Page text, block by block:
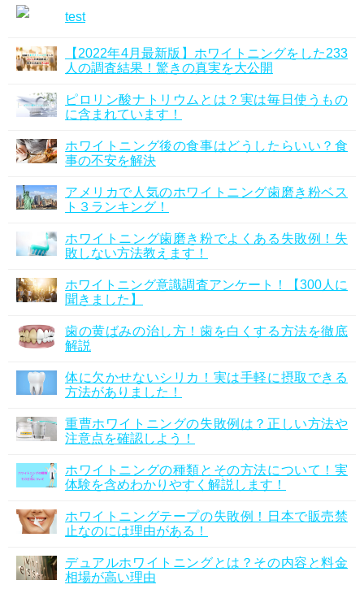
test
【2022年4月最新版】ホワイトニングをした233
人の調査結果！驚きの真実を大公開
ピロリン酸ナトリウムとは？実は毎日使うもの
に含まれています！
ホワイトニング後の食事はどうしたらいい？食
事の不安を解決
アメリカで人気のホワイトニング歯磨き粉ベス
ト３ランキング！
ホワイトニング歯磨き粉でよくある失敗例！失
敗しない方法教えます！
ホワイトニング意識調査アンケート！【300人に
聞きました】
歯の黄ばみの治し方！歯を白くする方法を徹底
解説
体に欠かせないシリカ！実は手軽に摂取できる
方法がありました！
重曹ホワイトニングの失敗例は？正しい方法や
注意点を確認しよう！
ホワイトニングの種類とその方法について！実
体験を含めわかりやすく解説します！
ホワイトニングテープの失敗例！日本で販売禁
止なのには理由がある！
デュアルホワイトニングとは？その内容と料金
相場が高い理由